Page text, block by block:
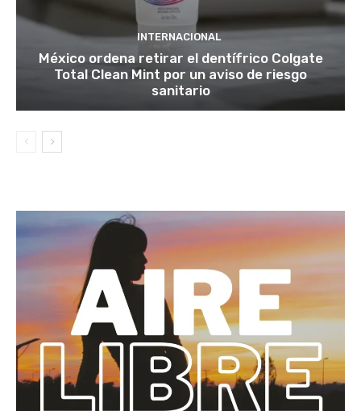
INTERNACIONAL
México ordena retirar el dentífrico Colgate
Total Clean Mint por un aviso de riesgo
sanitario